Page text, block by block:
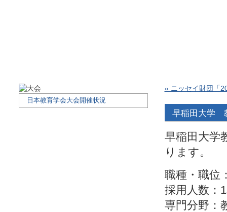
日本教育学会大会開催状況
« ニッセイ財団「
早稲田大学
早稲田大学
ります。
職種・職位
採用人数：
専門分野：